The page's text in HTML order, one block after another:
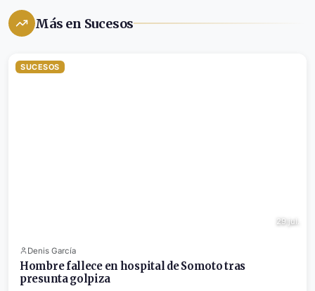
Más en Sucesos
SUCESOS
29 jul.
Denis García
Hombre fallece en hospital de Somoto tras
presunta golpiza